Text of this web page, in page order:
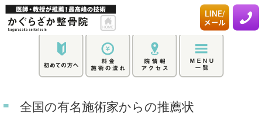
全国の有名施術家からの推薦状